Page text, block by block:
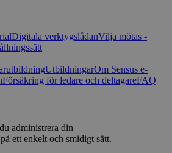
Digitala verktygslådanVilja mötas -
UtbildningarOm Sensus e-
Försäkring för ledare och deltagareFAQ
administrera din
ett enkelt och smidigt sätt.